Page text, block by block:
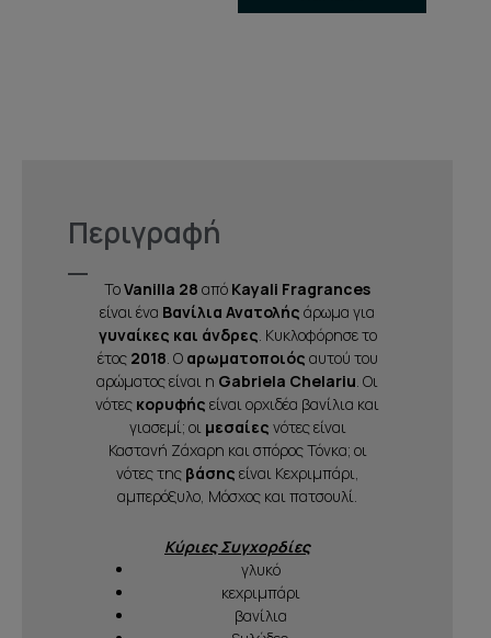
Περιγραφή
ΤοVanilla 28 από Kayali Fragrances
είναι ένα Βανίλια Ανατολής άρωμα για
γυναίκες και άνδρες. Κυκλοφόρησε το
έτος 2018. Ο αρωματοποιός αυτού του
αρώματος είναι η Gabriela Chelariu. Οι
νότες κορυφής είναι ορχιδέα βανίλια και
γιασεμί; οι μεσαίες νότες είναι
Καστανή Ζάχαρη και σπόρος Τόνκα; οι
νότες της βάσης είναι Κεχριμπάρι,
αμπερόξυλο, Μόσχος και πατσουλί.
Κύριες Συγχορδίες
γλυκό
κεχριμπάρι
βανίλια